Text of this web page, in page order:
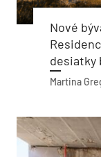
Nové
desiatky
Martina